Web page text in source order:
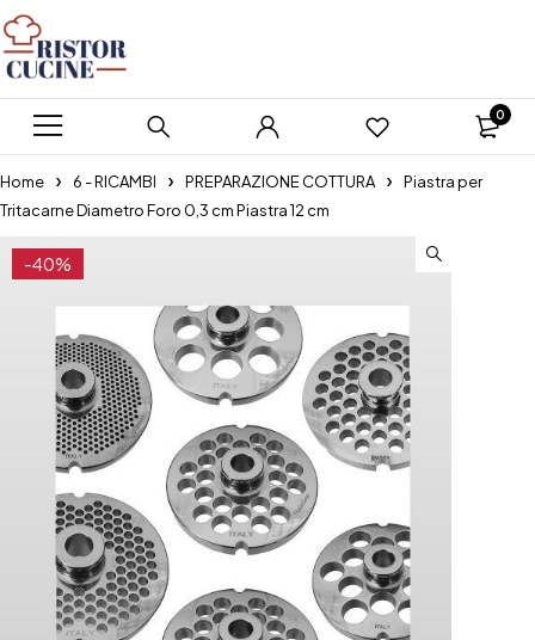
0
Home 6 - RICAMBI PREPARAZIONE COTTURA
Piastra per
Tritacarne Diametro Foro 0,3 cm Piastra 12 cm
-40%